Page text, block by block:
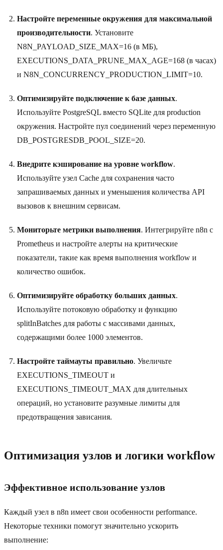
Настройте переменные окружения для максимальной
производительности. Установите
N8N_PAYLOAD_SIZE_MAX=16 (в МБ),
EXECUTIONS_DATA_PRUNE_MAX_AGE=168 (в часах)
и N8N_CONCURRENCY_PRODUCTION_LIMIT=10.
Оптимизируйте подключение к базе данных.
Используйте PostgreSQL вместо SQLite для production
окружения. Настройте пул соединений через переменную
DB_POSTGRESDB_POOL_SIZE=20.
Внедрите кэширование на уровне workflow.
Используйте узел Cache для сохранения часто
запрашиваемых данных и уменьшения количества API
вызовов к внешним сервисам.
Мониторьте метрики выполнения. Интегрируйте n8n с
Prometheus и настройте алерты на критические
показатели, такие как время выполнения workflow и
количество ошибок.
Оптимизируйте обработку больших данных.
Используйте потоковую обработку и функцию
splitInBatches для работы с массивами данных,
содержащими более 1000 элементов.
Настройте таймауты правильно. Увеличьте
EXECUTIONS_TIMEOUT и
EXECUTIONS_TIMEOUT_MAX для длительных
операций, но установите разумные лимиты для
предотвращения зависания.
Оптимизация узлов и логики workflow
Эффективное использование узлов
Каждый узел в n8n имеет свои особенности performance.
Некоторые техники помогут значительно ускорить
выполнение: